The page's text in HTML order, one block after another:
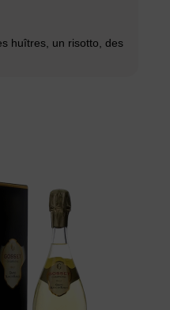
huîtres, un risotto, des